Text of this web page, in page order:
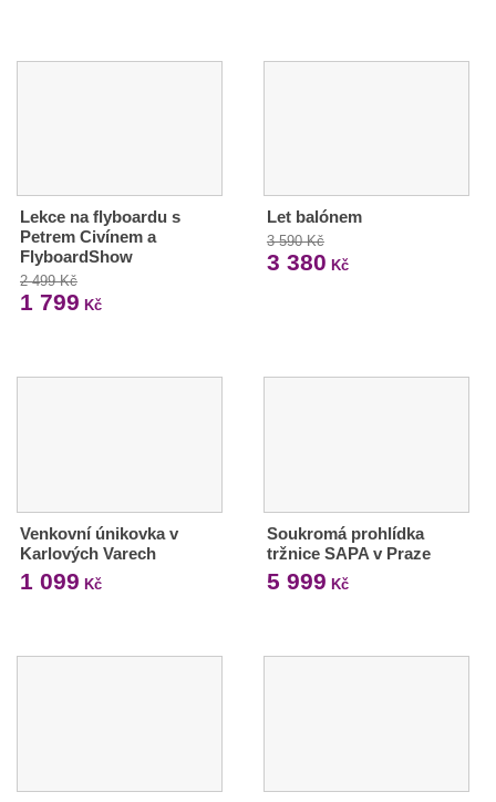
Lekce na flyboardu s
Petrem Civínem a
FlyboardShow
2 499 Kč
1 799 Kč
Let balónem
3 590 Kč
3 380 Kč
Venkovní únikovka v
Karlových Varech
1 099 Kč
Soukromá prohlídka
tržnice SAPA v Praze
5 999 Kč